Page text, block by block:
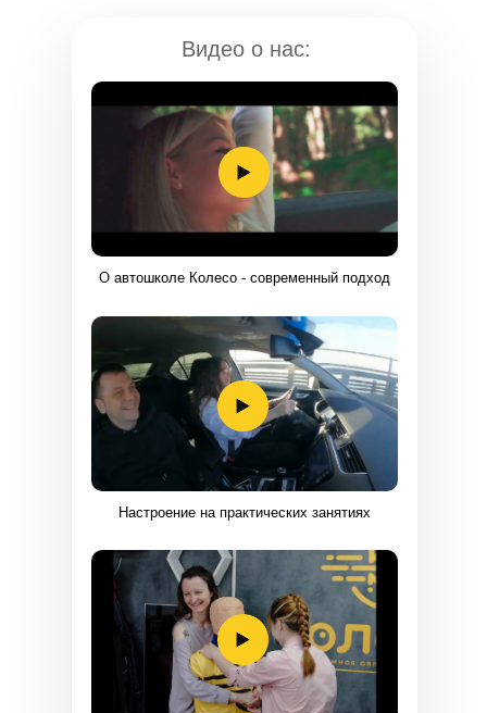
TELEGRAM
Видео о нас:
О автошколе Колесо - современный подход
Настроение на практических занятиях